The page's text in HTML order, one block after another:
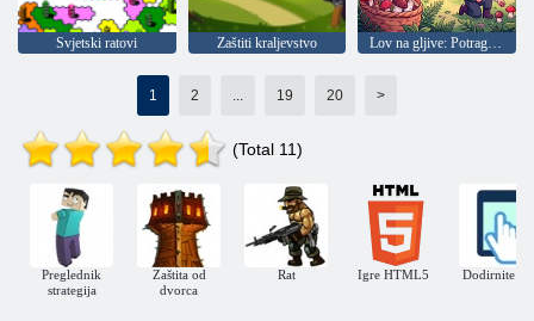
Svjetski ratovi Zaštiti kraljevstvo
1 2 19 20 >
(Total 11)
Preglednik
strategija
Zaštita od
dvorca
Rat Igre HTML5 Dodirnite